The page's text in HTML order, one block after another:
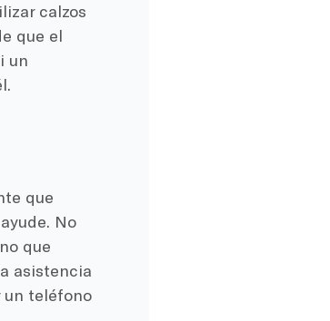
calzos
que el
un
que
No
que
asistencia
un teléfono